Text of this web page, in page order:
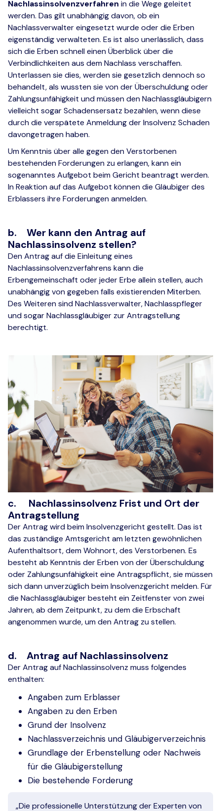
Nachlassinsolvenzverfahren in die Wege geleitet
werden. Das gilt unabhängig davon, ob ein
Nachlassverwalter eingesetzt wurde oder die Erben
eigenständig verwalteten. Es ist also unerlässlich, dass
sich die Erben schnell einen Überblick über die
Verbindlichkeiten aus dem Nachlass verschaffen.
Unterlassen sie dies, werden sie gesetzlich dennoch so
behandelt, als wussten sie von der Überschuldung oder
Zahlungsunfähigkeit und müssen den Nachlassgläubigern
vielleicht sogar Schadensersatz bezahlen, wenn diese
durch die verspätete Anmeldung der Insolvenz Schaden
davongetragen haben.
Um Kenntnis über alle gegen den Verstorbenen
bestehenden Forderungen zu erlangen, kann ein
sogenanntes Aufgebot beim Gericht beantragt werden.
In Reaktion auf das Aufgebot können die Gläubiger des
Erblassers ihre Forderungen anmelden.
b. Wer kann den Antrag auf
Nachlassinsolvenz stellen?
Den Antrag auf die Einleitung eines
Nachlassinsolvenzverfahrens kann die
Erbengemeinschaft oder jeder Erbe allein stellen, auch
unabhängig von gegeben falls existierenden Miterben.
Des Weiteren sind Nachlassverwalter, Nachlasspfleger
und sogar Nachlassgläubiger zur Antragstellung
berechtigt.
c. Nachlassinsolvenz Frist und Ort der
Antragstellung
Der Antrag wird beim Insolvenzgericht gestellt. Das ist
das zuständige Amtsgericht am letzten gewöhnlichen
Aufenthaltsort, dem Wohnort, des Verstorbenen. Es
besteht ab Kenntnis der Erben von der Überschuldung
oder Zahlungsunfähigkeit eine Antragspflicht, sie müssen
sich dann unverzüglich beim Insolvenzgericht melden. Für
die Nachlassgläubiger besteht ein Zeitfenster von zwei
Jahren, ab dem Zeitpunkt, zu dem die Erbschaft
angenommen wurde, um den Antrag zu stellen.
d. Antrag auf Nachlassinsolvenz
Der Antrag auf Nachlassinsolvenz muss folgendes
enthalten:
Angaben zum Erblasser
Angaben zu den Erben
Grund der Insolvenz
Nachlassverzeichnis und Gläubigerverzeichnis
Grundlage der Erbenstellung oder Nachweis
für die Gläubigerstellung
Die bestehende Forderung
„Die professionelle Unterstützung der Experten von